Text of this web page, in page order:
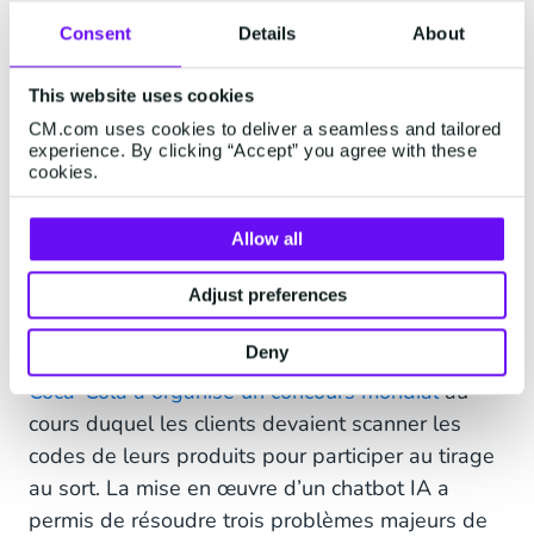
Consent Details About
This website uses cookies
CM.com uses cookies to deliver a seamless and tailored
experience. By clicking “Accept” you agree with these
cookies.
Allow all
Adjust preferences
Deny
Les chatbots peuvent être utilisés pour recueillir
des données sur les clients et qualifier les
demandes. Ces données peuvent ensuite être
exploitées pour améliorer vos produits et
services etfournir un meilleur service client. L’IA
excelle dans l’analyse de grandes quantités
d’informations et dans la création de corrélations
entre elles. Il n’est donc pas surprenant qu’elle
puisse également être utilisée à cette fin.
Voici des exemples concret
Coca-Cola a organisé un concours mondialau
cours duquel les clients devaient scanner les
codes de leurs produits pour participer au tirage
au sort. La mise en œuvre d’un chatbot IA a
permis de résoudre trois problèmes majeurs de